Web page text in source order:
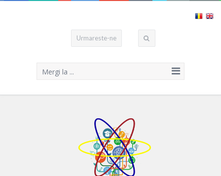
Urmareste-ne
Mergi la ...